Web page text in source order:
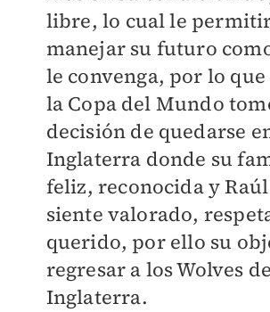
libre, lo cual le
manejar su futuro
le convenga, por lo que
la Copa del Mundo
decisión de quedarse
Inglaterra donde su
feliz, reconocida y Raúl
siente valorado,
querido, por ello su
regresar a los Wolves de
Inglaterra.